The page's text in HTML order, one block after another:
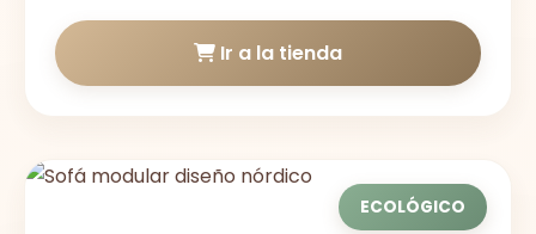
Ir a la tienda
ECOLÓGICO